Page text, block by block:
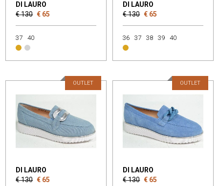
DI LAURO
€ 130 € 65
37 40
DI LAURO
€ 130 € 65
36 37 38 39 40
DI LAURO
€ 130 € 65
OUTLET
DI LAURO
€ 130 € 65
OUTLET